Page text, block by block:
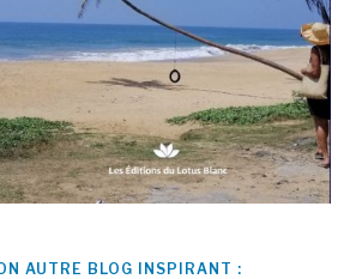
AUTRE BLOG INSPIRANT :